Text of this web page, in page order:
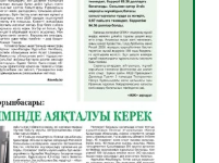
40
полиция
астам
қамтамасыз етті
54